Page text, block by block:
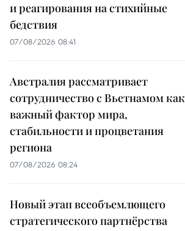
и реагирования на стихийные
бедствия
07/08/2026 08:41
Австралия рассматривает
сотрудничество с Вьетнамом как
важный фактор мира,
стабильности и процветания
региона
07/08/2026 08:24
Новый этап всеобъемлющего
стратегического партнёрства